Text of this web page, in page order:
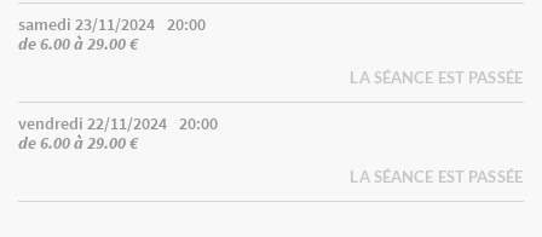
samedi 23/11/2024 20:00
de 6.00 à 29.00 €
LA SÉANCE EST PASSÉE
vendredi 22/11/2024 20:00
de 6.00 à 29.00 €
LA SÉANCE EST PASSÉE